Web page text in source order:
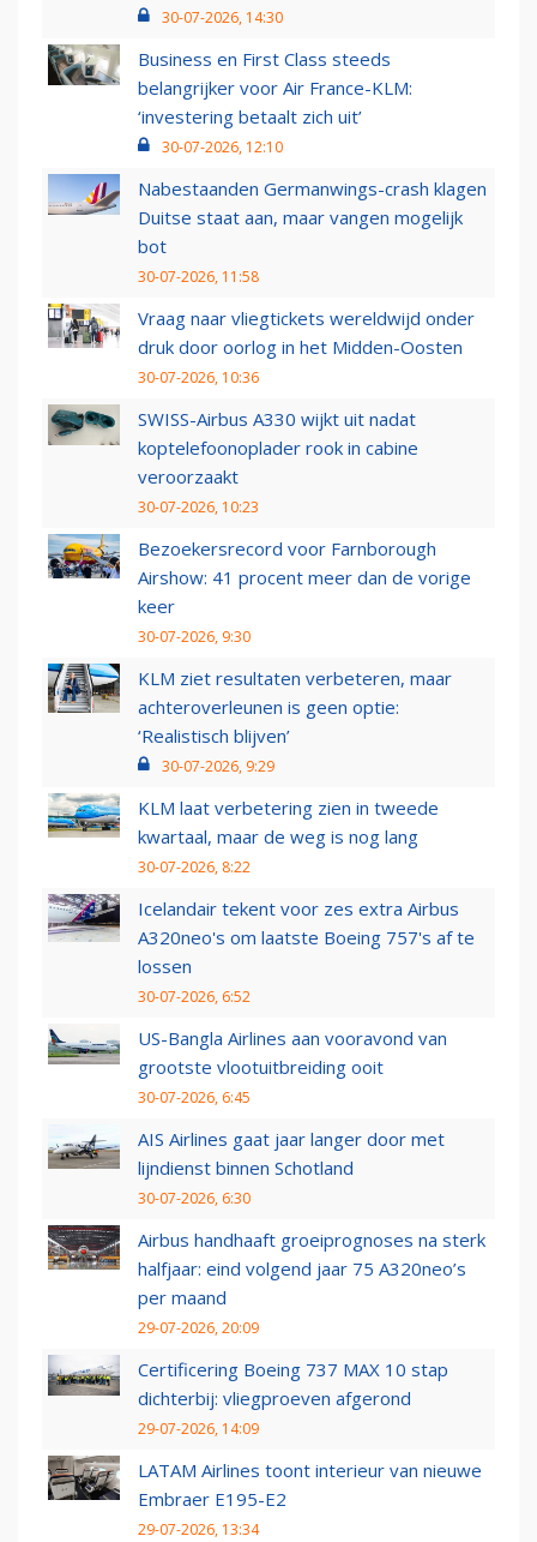
30-07-2026, 14:30
Business en First Class steeds
belangrijker voor Air France-KLM:
‘investering betaalt zich uit’
30-07-2026, 12:10
Nabestaanden Germanwings-crash klagen
Duitse staat aan, maar vangen mogelijk
bot
30-07-2026, 11:58
Vraag naar vliegtickets wereldwijd onder
druk door oorlog in het Midden-Oosten
30-07-2026, 10:36
SWISS-Airbus A330 wijkt uit nadat
koptelefoonoplader rook in cabine
veroorzaakt
30-07-2026, 10:23
Bezoekersrecord voor Farnborough
Airshow: 41 procent meer dan de vorige
keer
30-07-2026, 9:30
KLM ziet resultaten verbeteren, maar
achteroverleunen is geen optie:
‘Realistisch blijven’
30-07-2026, 9:29
KLM laat verbetering zien in tweede
kwartaal, maar de weg is nog lang
30-07-2026, 8:22
Icelandair tekent voor zes extra Airbus
A320neo's om laatste Boeing 757's af te
lossen
30-07-2026, 6:52
US-Bangla Airlines aan vooravond van
grootste vlootuitbreiding ooit
30-07-2026, 6:45
AIS Airlines gaat jaar langer door met
lijndienst binnen Schotland
30-07-2026, 6:30
Airbus handhaaft groeiprognoses na sterk
halfjaar: eind volgend jaar 75 A320neo’s
per maand
29-07-2026, 20:09
Certificering Boeing 737 MAX 10 stap
dichterbij: vliegproeven afgerond
29-07-2026, 14:09
LATAM Airlines toont interieur van nieuwe
Embraer E195-E2
29-07-2026, 13:34